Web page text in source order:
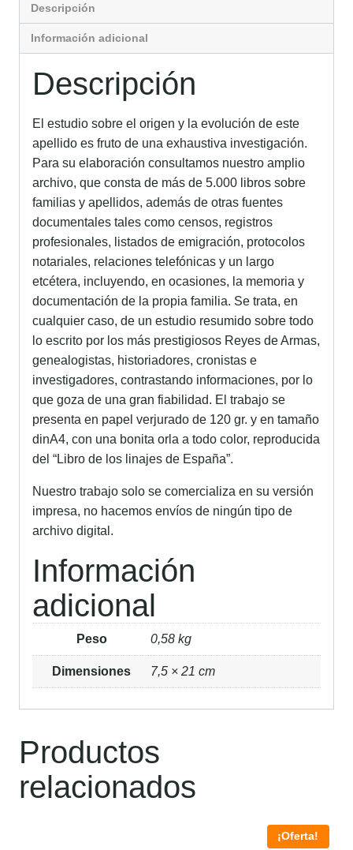
Descripción
Información adicional
Descripción
El estudio sobre el origen y la evolución de este
apellido es fruto de una exhaustiva investigación.
Para su elaboración consultamos nuestro amplio
archivo, que consta de más de 5.000 libros sobre
familias y apellidos, además de otras fuentes
documentales tales como censos, registros
profesionales, listados de emigración, protocolos
notariales, relaciones telefónicas y un largo
etcétera, incluyendo, en ocasiones, la memoria y
documentación de la propia familia. Se trata, en
cualquier caso, de un estudio resumido sobre todo
lo escrito por los más prestigiosos Reyes de Armas,
genealogistas, historiadores, cronistas e
investigadores, contrastando informaciones, por lo
que goza de una gran fiabilidad. El trabajo se
presenta en papel verjurado de 120 gr. y en tamaño
dinA4, con una bonita orla a todo color, reproducida
del “Libro de los linajes de España”.
Nuestro trabajo solo se comercializa en su versión
impresa, no hacemos envíos de ningún tipo de
archivo digital.
Información
adicional
Peso 0,58 kg
Dimensiones 7,5 × 21 cm
Productos
relacionados
¡Oferta!